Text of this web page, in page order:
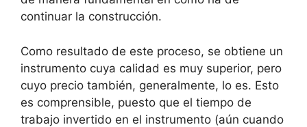
continuar la construcción.
Como resultado de este proceso, se obtiene un
instrumento cuya calidad es muy superior, pero
cuyo precio también, generalmente, lo es. Esto
es comprensible, puesto que el tiempo de
trabajo invertido en el instrumento (aún cuando